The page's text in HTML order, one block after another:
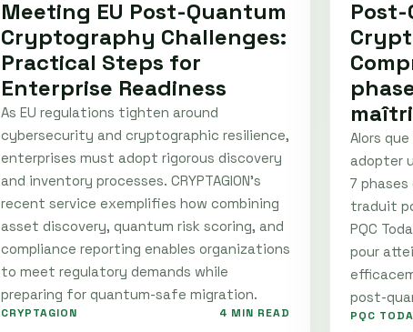
Meeting EU Post-Quantum
Cryptography Challenges:
Practical Steps for
Enterprise Readiness
As EU regulations tighten around
cybersecurity and cryptographic resilience,
enterprises must adopt rigorous discovery
and inventory processes. CRYPTAGION's
recent service exemplifies how combining
asset discovery, quantum risk scoring, and
compliance reporting enables organizations
to meet regulatory demands while
preparing for quantum-safe migration.
CRYPTAGION 4 MIN READ
Alors
adopter
7
traduit
PQC
pour
post-
PQC